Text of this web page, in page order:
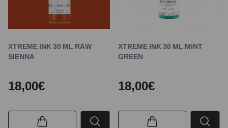
XTREME INK 30 ML RAW
SIENNA
18,00€
XTREME INK 30 ML MINT
GREEN
18,00€